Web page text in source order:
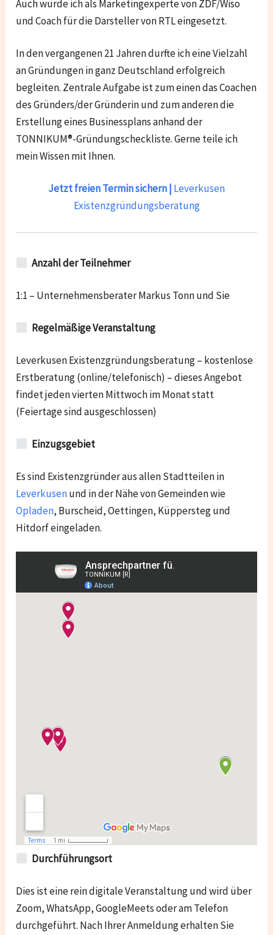
Auch wurde ich als Marketingexperte von ZDF/Wiso
und Coach für die Darsteller von RTL eingesetzt.
In den vergangenen 21 Jahren durfte ich eine Vielzahl
an Gründungen in ganz Deutschland erfolgreich
begleiten. Zentrale Aufgabe ist zum einen das Coachen
des Gründers/der Gründerin und zum anderen die
Erstellung eines Businessplans anhand der
TONNIKUM®-Gründungscheckliste. Gerne teile ich
mein Wissen mit Ihnen.
Jetzt freien Termin sichern | Leverkusen
Existenzgründungsberatung
Anzahl der Teilnehmer
1:1 – Unternehmensberater Markus Tonn und Sie
Regelmäßige Veranstaltung
Leverkusen Existenzgründungsberatung – kostenlose
Erstberatung (online/telefonisch) – dieses Angebot
findet jeden vierten Mittwoch im Monat statt
(Feiertage sind ausgeschlossen)
Einzugsgebiet
Es sind Existenzgründer aus allen Stadtteilen in
Leverkusenund in der Nähe von Gemeinden wie
Opladen, Burscheid, Oettingen, Küppersteg und
Hitdorfeingeladen.
Durchführungsort
Dies ist eine rein digitale Veranstaltung und wird über
Zoom, WhatsApp, GoogleMeets oder am Telefon
durchgeführt. Nach Ihrer Anmeldung erhalten Sie